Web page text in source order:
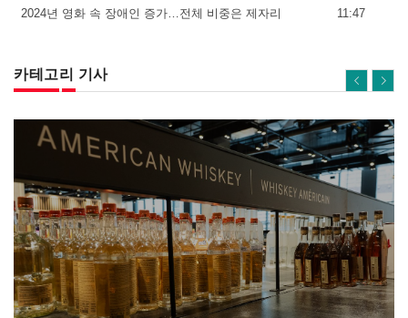
2024년 영화 속 장애인 증가…전체 비중은 제자리 11:47
카테고리 기사